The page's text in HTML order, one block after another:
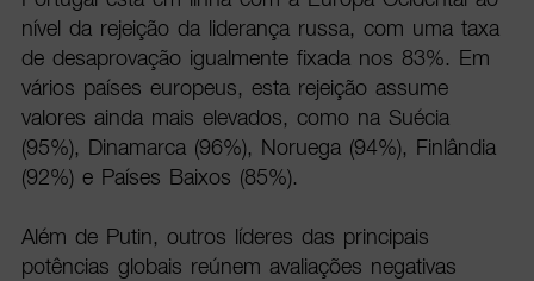
nível da rejeição da liderança russa, com uma taxa
de desaprovação igualmente fixada nos 83%. Em
vários países europeus, esta rejeição assume
valores ainda mais elevados, como na Suécia
(95%), Dinamarca (96%), Noruega (94%), Finlândia
(92%) e Países Baixos (85%).
Além de Putin, outros líderes das principais
potências globais reúnem avaliações negativas